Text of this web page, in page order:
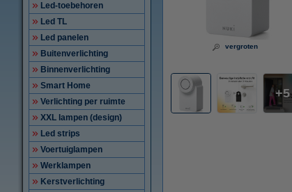
Led-toebehoren
Led TL
Led panelen
Buitenverlichting
Binnenverlichting
Smart Home
Verlichting per ruimte
XXL lampen (design)
Led strips
Voertuiglampen
Werklampen
Kerstverlichting
vergroten
5